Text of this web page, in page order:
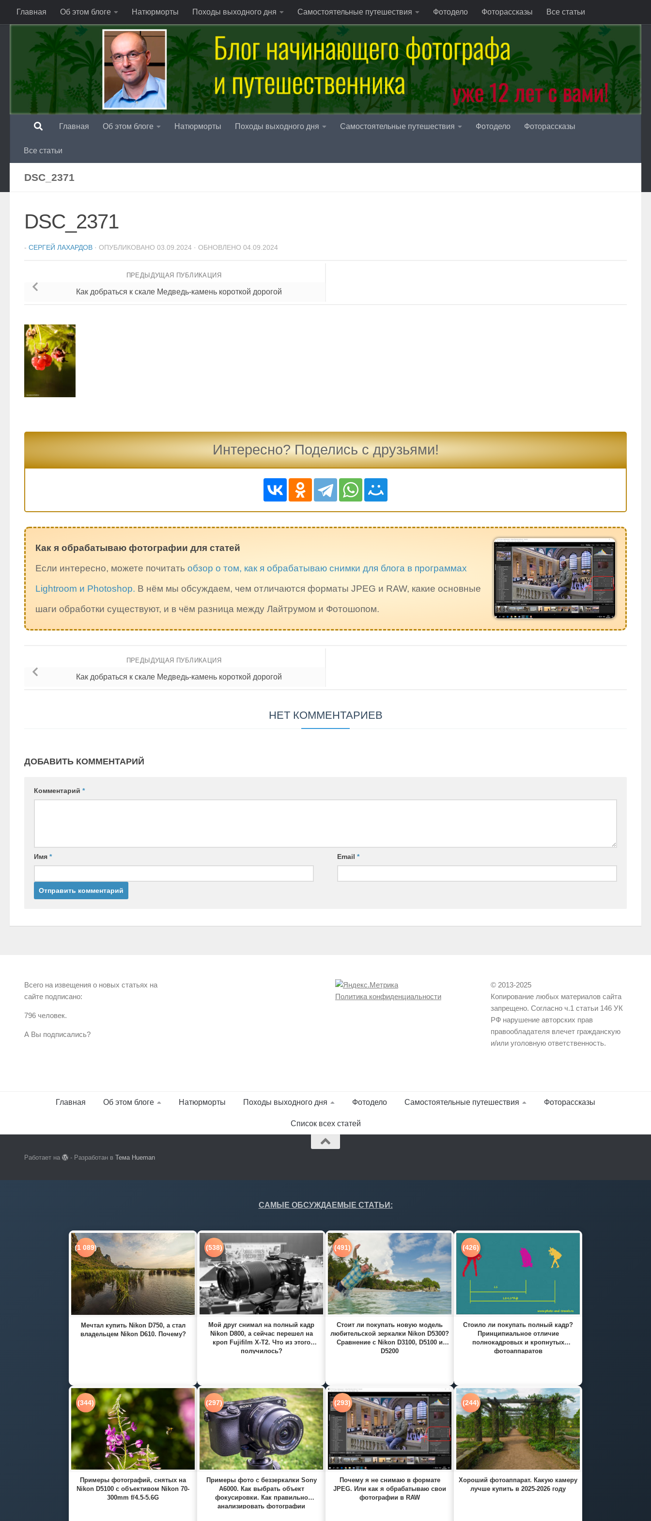
Перейти к содержимому
Главная Об этом блоге Натюрморты Походы выходного дня Самостоятельные путешествия Фотодело Фоторассказы Все статьи
Главная Об этом блоге Натюрморты Походы выходного дня Самостоятельные путешествия Фотодело Фоторассказы
Все статьи
DSC_2371
DSC_2371
- СЕРГЕЙ ЛАХАРДОВ · ОПУБЛИКОВАНО 03.09.2024 · ОБНОВЛЕНО 04.09.2024
ПРЕДЫДУЩАЯ ПУБЛИКАЦИЯ
Как добраться к скале Медведь-камень короткой дорогой
Интересно? Поделись с друзьями!
Как я обрабатываю фотографии для статей
Если интересно, можете почитать обзор о том, как я обрабатываю снимки для блога в программах
Lightroom и Photoshop. В нём мы обсуждаем, чем отличаются форматы JPEG и RAW, какие основные
шаги обработки существуют, и в чём разница между Лайтрумом и Фотошопом.
ПРЕДЫДУЩАЯ ПУБЛИКАЦИЯ
Как добраться к скале Медведь-камень короткой дорогой
НЕТ КОММЕНТАРИЕВ
ДОБАВИТЬ КОММЕНТАРИЙ
Комментарий *
Имя * Email*
Всего на извещения о новых статьях на
сайте подписано:
796 человек.
А Вы подписались?
Политика конфиденциальности
© 2013-2025
Копирование любых материалов сайта
запрещено. Согласно ч.1 статьи 146 УК
РФ нарушение авторских прав
правообладателя влечет гражданскую
и/или уголовную ответственность.
Главная Об этом блоге Натюрморты Походы выходного дня Фотодело Самостоятельные путешествия Фоторассказы
Список всех статей
Работает на - Разработан вТема Hueman
САМЫЕ ОБСУЖДАЕМЫЕ СТАТЬИ:
(1 089)
Мечтал купить Nikon D750, а стал
владельцем Nikon D610. Почему?
(538)
Мой друг снимал на полный кадр
Nikon D800, а сейчас перешел на
кроп Fujifilm X-T2. Что из этого
получилось?
(491)
Стоит ли покупать новую модель
любительской зеркалки Nikon D5300?
Сравнение с Nikon D3100, D5100 и
D5200
(426)
Стоило ли покупать полный кадр?
Принципиальное отличие
полнокадровых и кропнутых
фотоаппаратов
(344)
Примеры фотографий, снятых на
Nikon D5100 с объективом Nikon 70-
300mm f/4.5-5.6G
(297)
Примеры фото с беззеркалки Sony
A6000. Как выбрать объект
фокусировки. Как правильно
анализировать фотографии
(293)
Почему я не снимаю в формате
JPEG. Или как я обрабатываю свои
фотографии в RAW
(244)
Хороший фотоаппарат. Какую камеру
лучше купить в 2025-2026 году